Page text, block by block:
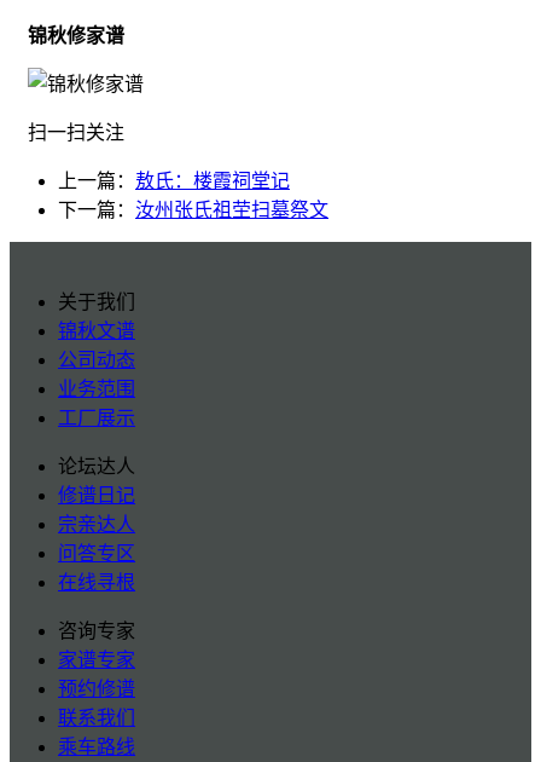
锦秋修家谱
扫一扫关注
上一篇： 敖氏：楼霞祠堂记
下一篇： 汝州张氏祖茔扫墓祭文
关于我们
锦秋文谱
公司动态
业务范围
工厂展示
论坛达人
修谱日记
宗亲达人
问答专区
在线寻根
咨询专家
家谱专家
预约修谱
联系我们
乘车路线